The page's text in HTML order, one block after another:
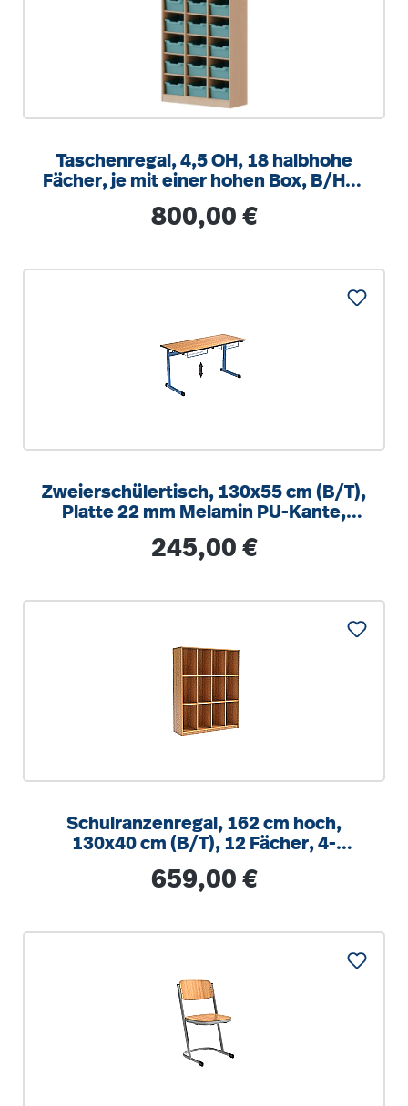
Taschenregal, 4,5 OH, 18 halbhohe
Fächer, je mit einer hohen Box, B/H/T
Regulärer Preis:
800,00 €
Zweierschülertisch, 130x55 cm (B/T),
Platte 22 mm Melamin PU-Kante,
Regulärer Preis:
245,00 €
Schulranzenregal, 162 cm hoch,
130x40 cm (B/T), 12 Fächer, 4-
Regulärer Preis:
659,00 €